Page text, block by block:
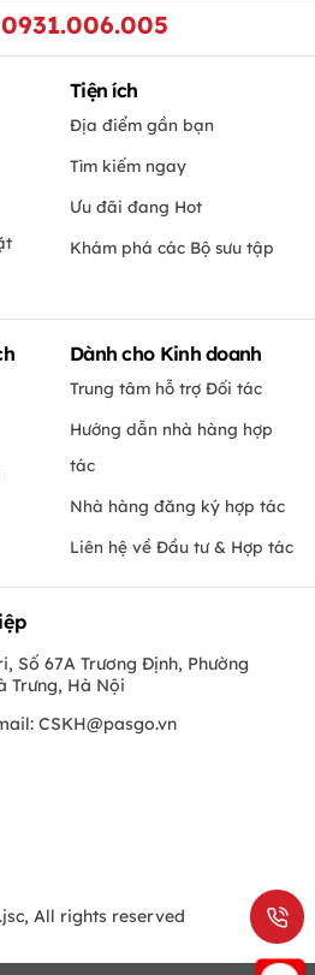
0931.006.005
Tiện ích
Địa điểm gần bạn
Tìm kiếm ngay
Ưu đãi đang Hot
Khám phá các Bộ sưu tập
Dành cho Kinh doanh
Trung tâm hỗ trợ Đối tác
Hướng dẫn nhà hàng hợp
tác
Nhà hàng đăng ký hợp tác
Liên hệ về Đầu tư & Hợp tác
Số 67A Trương Định, Phường
Trưng, Hà Nội
CSKH@pasgo.vn
All rights reserved